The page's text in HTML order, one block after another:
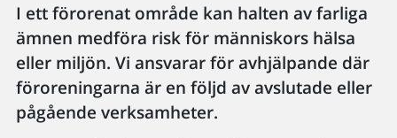
I ett förorenat område kan halten av farliga
ämnen medföra risk för människors hälsa
eller miljön. Vi ansvarar för avhjälpande där
föroreningarna är en följd av avslutade eller
pågående verksamheter.